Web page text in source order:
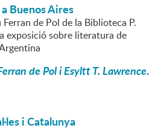
Buenos Aires
de Pol de la Biblioteca P.
exposició sobre literatura de
de Pol i Esyltt T. Lawrence.
i Catalunya